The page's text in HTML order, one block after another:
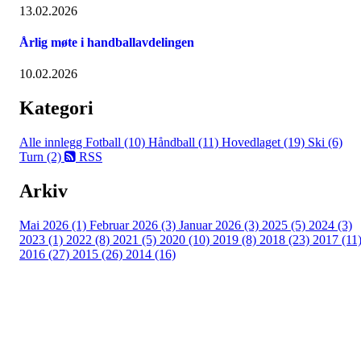
13.02.2026
Årlig møte i handballavdelingen
10.02.2026
Kategori
Alle innlegg Fotball (10) Håndball (11) Hovedlaget (19) Ski (6)
Turn (2)
RSS
Arkiv
Mai 2026 (1) Februar 2026 (3) Januar 2026 (3) 2025 (5) 2024 (3)
2023 (1) 2022 (8) 2021 (5) 2020 (10) 2019 (8) 2018 (23) 2017 (11)
2016 (27) 2015 (26) 2014 (16)